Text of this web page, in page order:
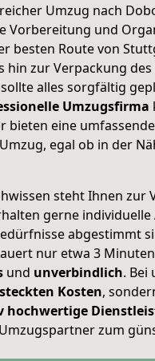
Umzug nach
Vorbereitung und
besten Route von
hin zur Verpackung des
alles sorgfältig
Umzugsfirma
bieten eine umfassende
egal ob in der
steht Ihnen zur
gerne
abgestimmt
nur etwa 3
und unverbindlich. Bei
Kosten,
hochwertige
zum